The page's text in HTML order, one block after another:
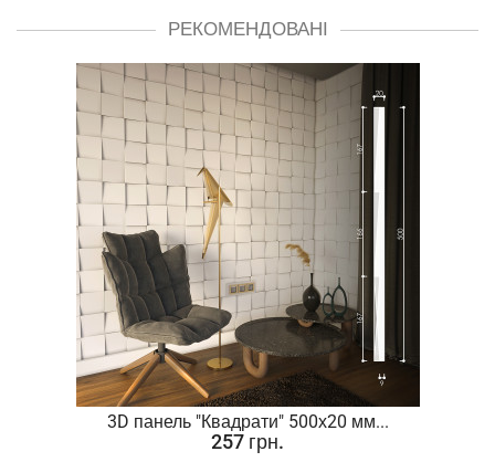
РЕКОМЕНДОВАНІ
3D панель "Квадрати" 500х20 мм...
257 грн.